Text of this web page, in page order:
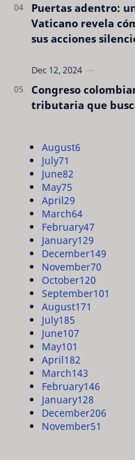
Puertas adentro:
Vaticano revela
sus acciones
Congreso
tributaria que
August6
July71
June82
May75
April29
March64
February47
January129
December149
November70
October120
September101
August171
July185
June107
May101
April182
March143
February146
January128
December206
November51